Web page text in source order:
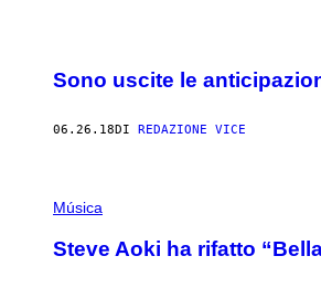
Sono uscite le
06.26.18DI REDAZIONE VICE
Música
Steve Aoki ha rifatto